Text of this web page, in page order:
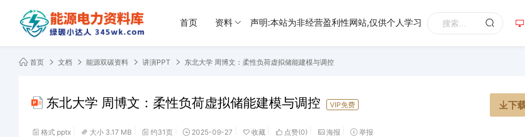
首页 资料 声明:本站为非经营盈利性网站,仅供个人学习
首页 文档 能源双碳资料 讲演PPT 东北大学 周博文：柔性负荷虚拟储能建模与调控
东北大学 周博文：柔性负荷虚拟储能建模与调控 VIP免费 下
格式 pptx 大小 3.17 MB 约31页 2025-09-27 收藏 点赞(0) 海报 举报